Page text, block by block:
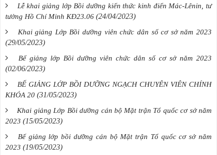
Lễ khai giảng lớp Bồi dưỡng kiến thức kinh điển Mác-Lênin, tư
tưởng Hồ Chí Minh KĐ23.06 (24/04/2023)
Khai giảng Lớp Bồi dưỡng viên chức dân số cơ sở năm 2023
(29/05/2023)
Bế giảng lớp Bồi dưỡng viên chức dân số cơ sở năm 2023
(02/06/2023)
BẾ GIẢNG LỚP BỒI DƯỠNG NGẠCH CHUYÊN VIÊN CHÍNH
KHÓA 20 (31/05/2023)
Khai giảng Lớp Bồi dưỡng cán bộ Mặt trận Tổ quốc cơ sở năm
2023 (15/05/2023)
Bế giảng lớp bồi dưỡng cán bộ Mặt trận Tổ quốc cơ sở năm
2023 (19/05/2023)